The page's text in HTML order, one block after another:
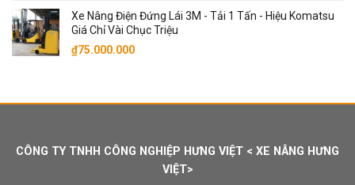
₫9.000.000.
là:
Xe Nâng Điện Đứng Lái 3M - Tải 1 Tấn - Hiệu Komatsu
Giá Chỉ Vài Chục Triệu
₫75.000.000
CÔNG TY TNHH CÔNG NGHIỆP HƯNG VIỆT < XE NÂNG HƯNG
VIỆT>